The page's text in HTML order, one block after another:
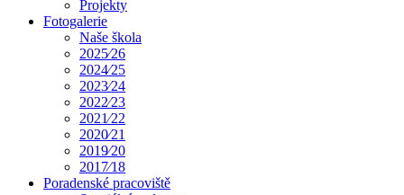
Projekty
Fotogalerie
Naše škola
2025⁄26
2024⁄25
2023⁄24
2022⁄23
2021⁄22
2020⁄21
2019⁄20
2017⁄18
Poradenské pracoviště